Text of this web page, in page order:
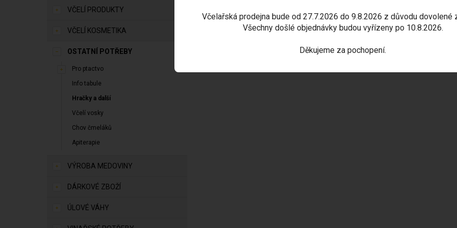
VČELÍ PRODUKTY
VČELÍ KOSMETIKA
OSTATNÍ POTŘEBY
Pro ptactvo
Info tabule
Hračky a další
Včelí vosky
Chov čmeláků
Apiterapie
VÝROBA MEDOVINY
DÁRKOVÉ ZBOŽÍ
ÚLOVÉ VÁHY
Rozměry: 19x21 cm.
Včelařská prodejna bude od 27.7.2026 do 9.8.2026 z důvodu dovolené
Všechny došlé objednávky budou vyřízeny po 10.8.2026.
Děkujeme za pochopení.